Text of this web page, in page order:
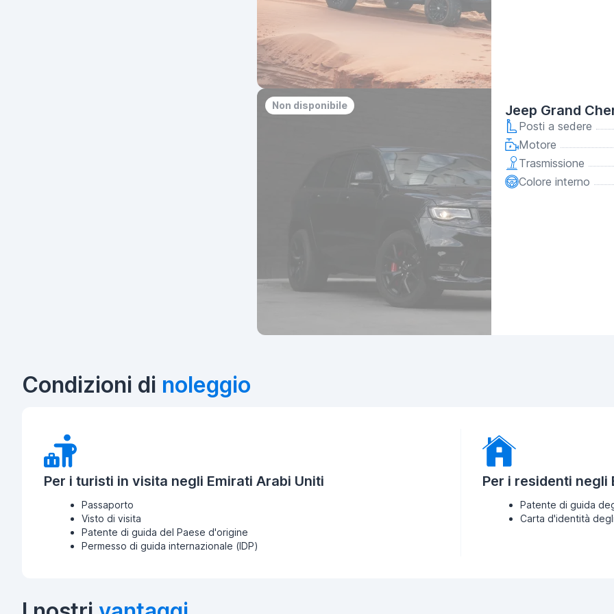
Non disponibile Jeep Grand
Posti a sedere
Motore
Trasmissione
Colore interno
Condizioni di noleggio
Per i turisti in visita negli Emirati Arabi Uniti
Passaporto
Visto di visita
Patente di guida del Paese d'origine
Permesso di guida internazionale (IDP)
Per i residenti negli
Patente di guida
Carta d'identità